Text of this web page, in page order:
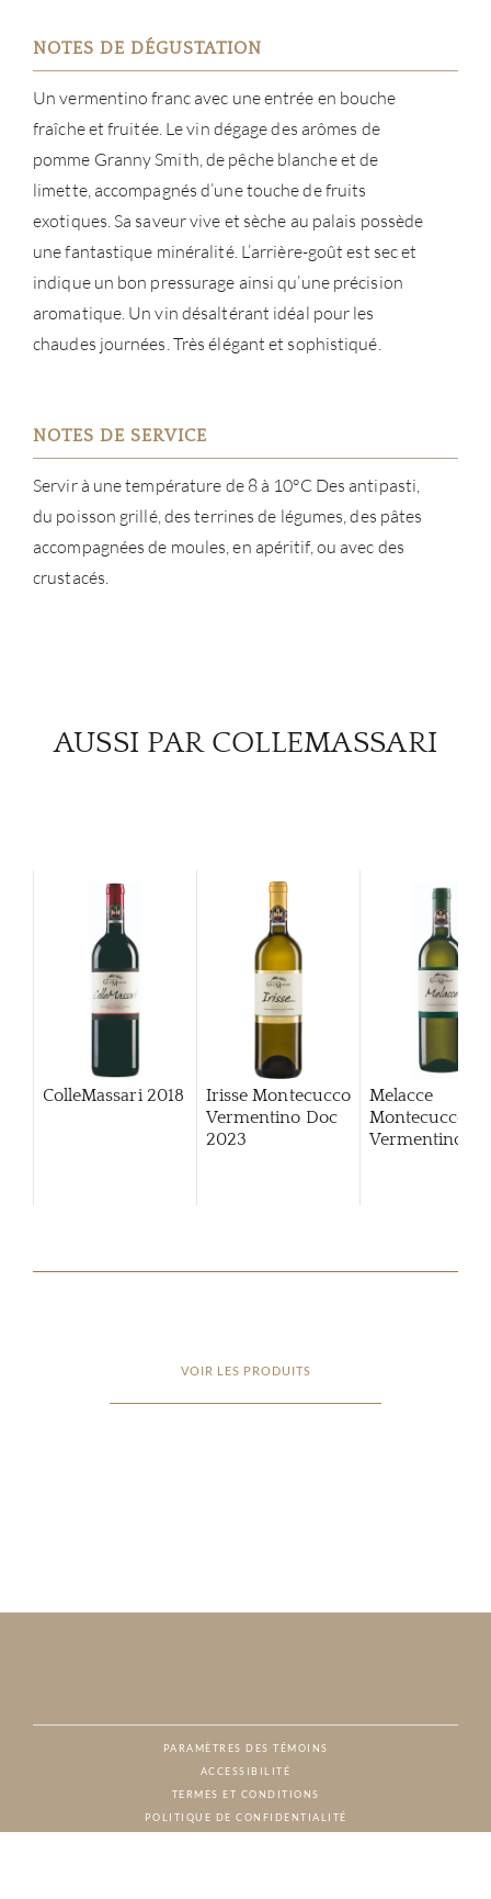
NOTES DE DÉGUSTATION
Un vermentino franc avec une entrée en bouche
fraîche et fruitée. Le vin dégage des arômes de
pomme Granny Smith, de pêche blanche et de
limette, accompagnés d’une touche de fruits
exotiques. Sa saveur vive et sèche au palais possède
une fantastique minéralité. L’arrière-goût est sec et
indique un bon pressurage ainsi qu’une précision
aromatique. Un vin désaltérant idéal pour les
chaudes journées. Très élégant et sophistiqué.
NOTES DE SERVICE
Servir à une température de 8 à 10°C Des antipasti,
du poisson grillé, des terrines de légumes, des pâtes
accompagnées de moules, en apéritif, ou avec des
crustacés.
AUSSI PAR COLLEMASSARI
ColleMassari 2018
Irisse Montecucco
Vermentino Doc
2023
Melacce
Montecucco
Vermentino
VOIR LES PRODUITS
PARAMÈTRES DES TÉMOINS
ACCESSIBILITÉ
TERMES ET CONDITIONS
POLITIQUE DE CONFIDENTIALITÉ